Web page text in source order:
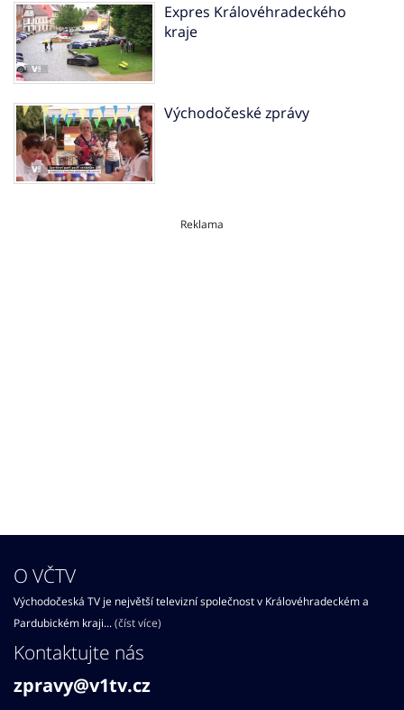
Expres Královéhradeckého
kraje
Východočeské zprávy
Reklama
O VČTV
Východočeská TV je největší televizní společnost v Královéhradeckém a
Pardubickém kraji...(číst více)
Kontaktujte nás
zpravy@v1tv.cz